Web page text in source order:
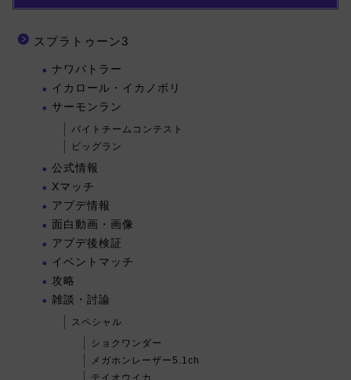
スプラトゥーン3
ナワバトラー
イカロール・イカノボリ
サーモンラン
バイトチームコンテスト
ビッグラン
公式情報
Xマッチ
アプデ情報
面白動画・画像
アプデ後検証
イベントマッチ
攻略
雑談・討論
スペシャル
ショクワンダー
メガホンレーザー5.1ch